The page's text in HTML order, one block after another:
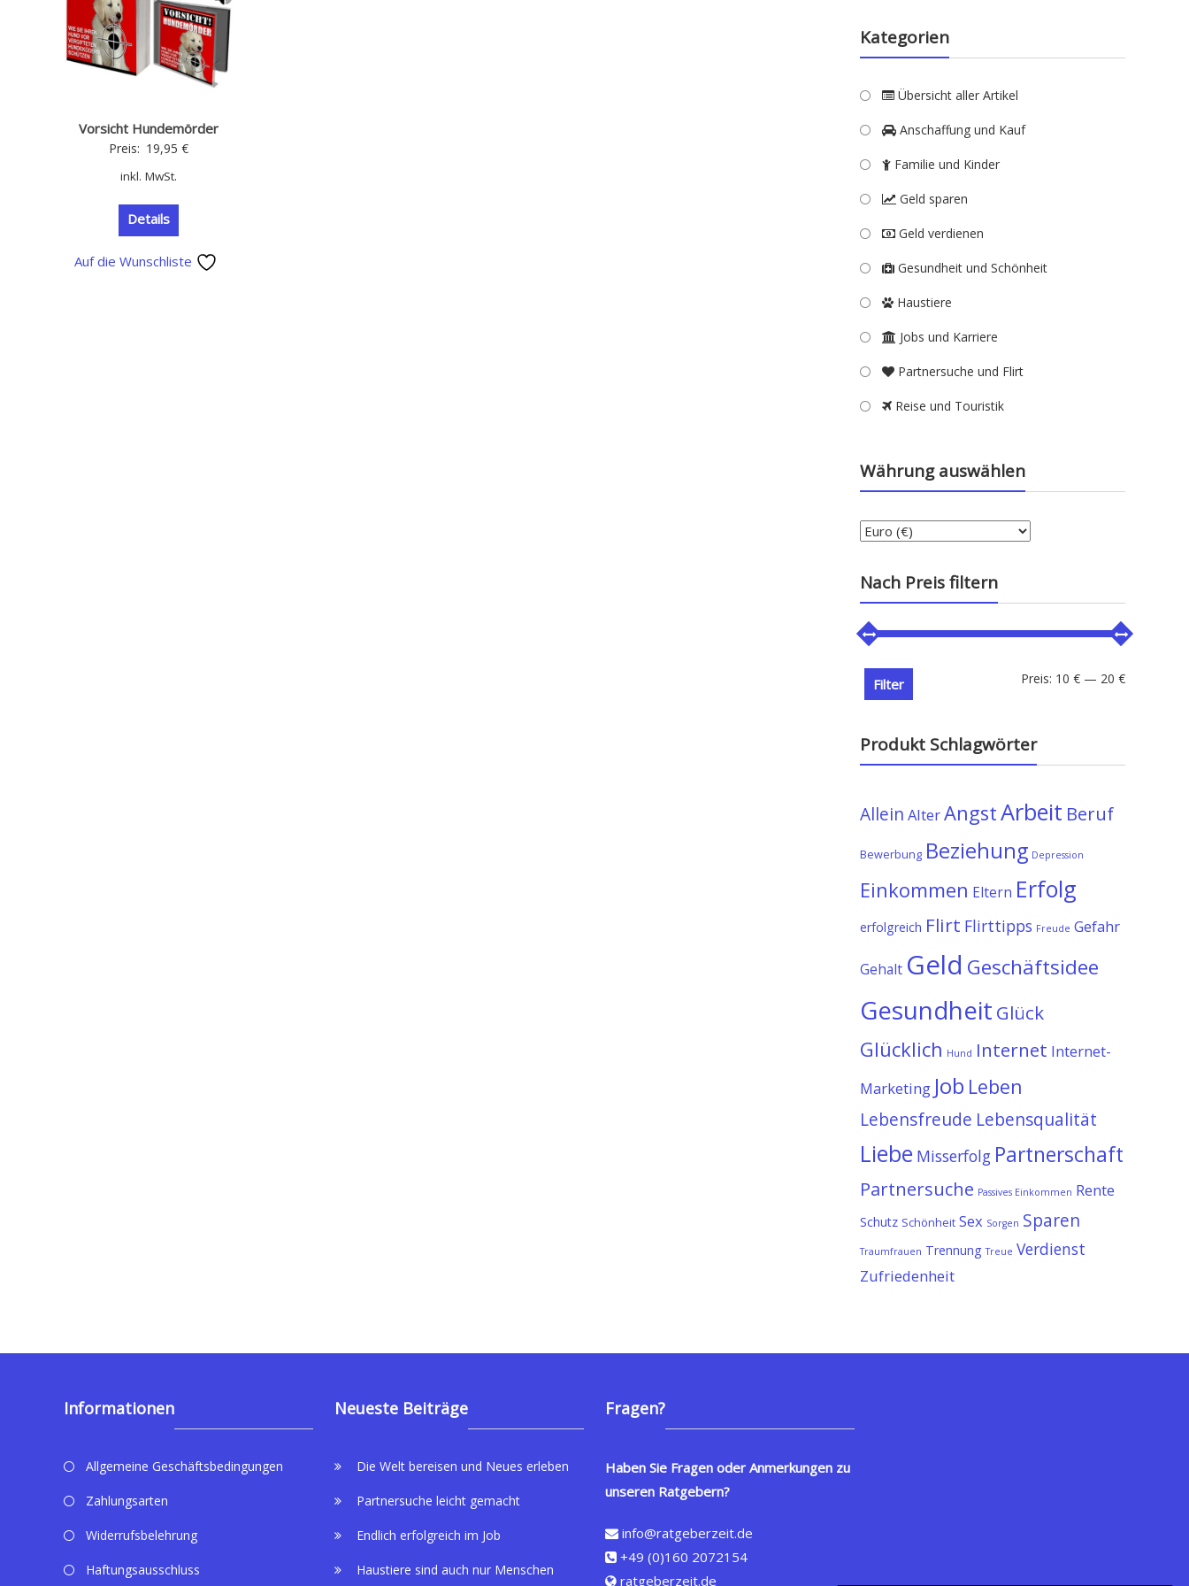
Vorsicht Hundemörder
Preis: 19,95 €
inkl. MwSt.
Details
Auf die Wunschliste
Kategorien
Übersicht aller Artikel
Anschaffung und Kauf
Familie und Kinder
Geld sparen
Geld verdienen
Gesundheit und Schönheit
Haustiere
Jobs und Karriere
Partnersuche und Flirt
Reise und Touristik
Währung auswählen
Nach Preis filtern
Min.
Max.
Filter Preis: 10 € — 20 €
Produkt Schlagwörter
Allein AlterAngstArbeit Beruf
Bewerbung Beziehung Depression
Einkommen Eltern Erfolg
erfolgreich Flirt Flirttipps Freude Gefahr
Gehalt Geld Geschäftsidee
Gesundheit Glück
Glücklich Hund Internet Internet-
Marketing Job Leben
Lebensfreude Lebensqualität
Liebe Misserfolg Partnerschaft
Partnersuche Passives Einkommen Rente
Schutz Schönheit Sex Sorgen Sparen
Traumfrauen Trennung Treue Verdienst
Zufriedenheit
Informationen
Allgemeine Geschäftsbedingungen
Zahlungsarten
Widerrufsbelehrung
Haftungsausschluss
Neueste Beiträge
Die Welt bereisen und Neues erleben
Partnersuche leicht gemacht
Endlich erfolgreich im Job
Haustiere sind auch nur Menschen
Fragen?
Haben Sie Fragen oder Anmerkungen zu
unseren Ratgebern?
info@ratgeberzeit.de
+49 (0)160 2072154
ratgeberzeit.de